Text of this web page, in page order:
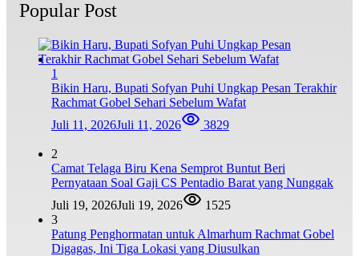
Popular Post
1
Bikin Haru, Bupati Sofyan Puhi Ungkap Pesan Terakhir
Rachmat Gobel Sehari Sebelum Wafat
Juli 11, 2026Juli 11, 2026 3829
2
Camat Telaga Biru Kena Semprot Buntut Beri
Pernyataan Soal Gaji CS Pentadio Barat yang Nunggak
Juli 19, 2026Juli 19, 2026
1525
3
Patung Penghormatan untuk Almarhum Rachmat Gobel
Digagas, Ini Tiga Lokasi yang Diusulkan